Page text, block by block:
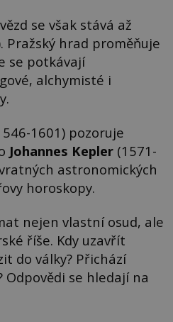
se však stává až
Pražský hrad proměňuje
se potkávají
alchymisté i
1601) pozoruje
Johannes Kepler (1571-
astronomických
horoskopy.
nejen vlastní osud, ale
říše. Kdy uzavřít
do války? Přichází
se hledají na